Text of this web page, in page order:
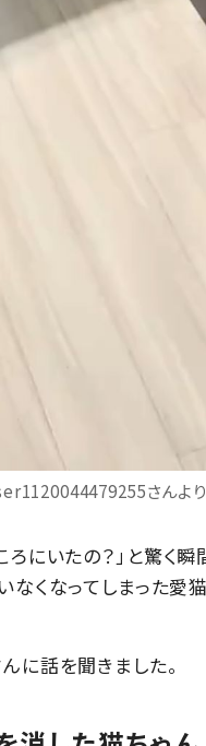
さんより
にいたの？」と驚く
なくなってしまった
に話を聞きました。